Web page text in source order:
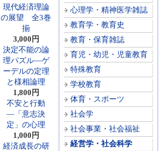
心理学・精神医学雑誌
教育学・教育史
教育・保育雑誌
育児・幼児・児童教育
特殊教育
学校教育
体育・スポーツ
社会学
社会事業・社会福祉
経営学・社会科学
現代経済理論
の展望 全3巻
揃
3,000円
決定不能の論
理パズル―ゲ
ーデルの定理
と様相論理
1,800円
不安と行動
―「意志決
定」の心理
1,000円
経済成長の研